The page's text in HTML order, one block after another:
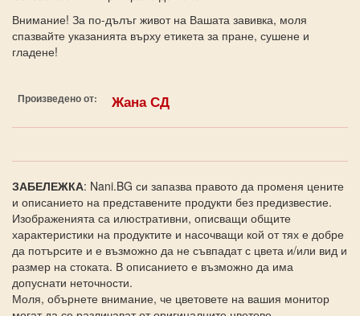
Внимание! За по-дълъг живот на Вашата завивка, моля
спазвайте указанията върху етикета за пране, сушене и
гладене!
Произведено от: Жана СД
ЗАБЕЛЕЖКА: Nani.BG си запазва правото да променя цените
и описанието на представените продукти без предизвестие.
Изображенията са илюстративни, описващи общите
характеристики на продуктите и насочващи кой от тях е добре
да потърсите и е възможно да не съвпадат с цвета и/или вид и
размер на стоката. В описанието е възможно да има
допуснати неточности.
Моля, обърнете внимание, че цветовете на вашия монитор